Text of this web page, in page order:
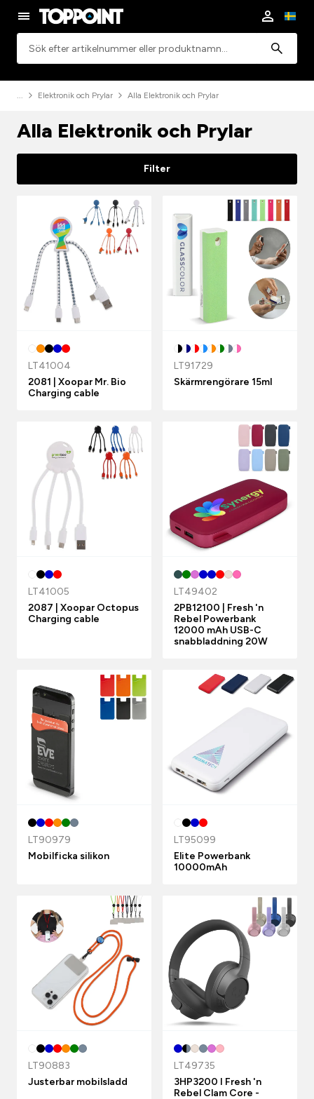
Elektronik och Prylar Alla Elektronik och Prylar
Alla Elektronik och Prylar
Filter
LT41004
2081 | Xoopar Mr. Bio
Charging cable
LT91729
Skärmrengörare 15ml
LT41005
2087 | Xoopar Octopus
Charging cable
LT49402
2PB12100 | Fresh 'n
Rebel Powerbank
12000 mAh USB-C
snabbladdning 20W
LT90979
Mobilficka silikon
LT95099
Elite Powerbank
10000mAh
LT90883
Justerbar mobilsladd
LT49735
3HP3200 I Fresh 'n
Rebel Clam Core -